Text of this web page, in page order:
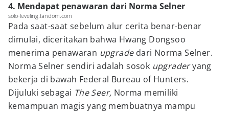
4. Mendapat penawaran dari Norma Selner
solo-leveling.fandom.com
Pada saat-saat sebelum alur cerita benar-benar
dimulai, diceritakan bahwa Hwang Dongsoo
menerima penawaran upgradedari Norma Selner.
Norma Selner sendiri adalah sosok upgraderyang
bekerja di bawah Federal Bureau of Hunters.
Dijuluki sebagai The Seer, Norma memiliki
kemampuan magis yang membuatnya mampu